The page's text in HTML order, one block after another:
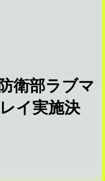
衛部ラブマ
イ実施決